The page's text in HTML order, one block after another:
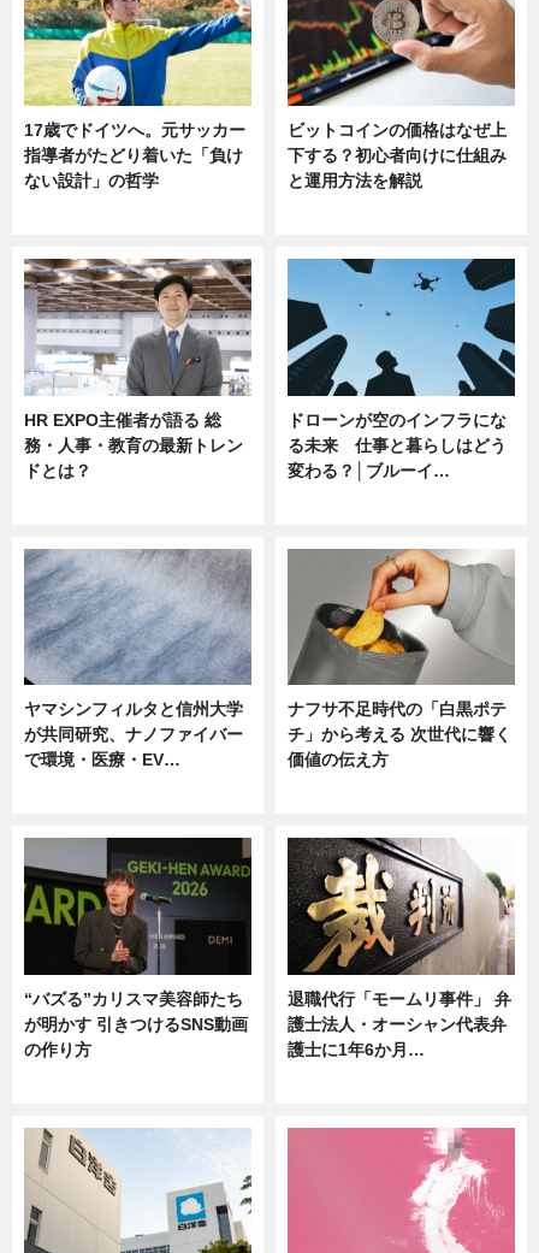
17歳でドイツへ。元サッカー
指導者がたどり着いた「負け
ない設計」の哲学
ビットコインの価格はなぜ上
下する？初心者向けに仕組み
と運用方法を解説
HR EXPO主催者が語る 総
務・人事・教育の最新トレン
ドとは？
ドローンが空のインフラにな
る未来 仕事と暮らしはどう
変わる？│ブルーイ…
ヤマシンフィルタと信州大学
が共同研究、ナノファイバー
で環境・医療・EV…
ナフサ不足時代の「白黒ポテ
チ」から考える 次世代に響く
価値の伝え方
“バズる”カリスマ美容師たち
が明かす 引きつけるSNS動画
の作り方
退職代行「モームリ事件」 弁
護士法人・オーシャン代表弁
護士に1年6か月…